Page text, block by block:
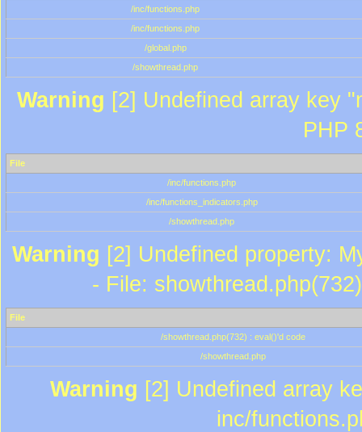
/inc/functions.php
/inc/functions.php
/global.php
/showthread.php
Warning [2] Undefined array key
PHP
File
/inc/functions.php
/inc/functions_indicators.php
/showthread.php
Warning [2] Undefined property:
- File:
File
/showthread.php(732) : eval()'d code
/showthread.php
Warning [2] Undefined array
inc/